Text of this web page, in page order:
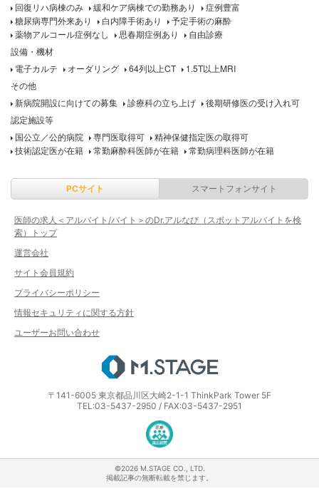
回復リハ病棟のみ
緩和ケア病棟での勤務あり
症例豊富
糖尿病専門外来あり
白内障手術あり
予定手術の麻酔
薬物アルコール症例なし
思春期症例あり
自由診療
設備・機材
電子カルテ
オーダリング 64列以上CT
1.5T以上MRI
その他
新病院開設に向けての募集
診療科の立ち上げ
後期研修医の受け入れ可
認定施設等
国公立／公的病院
専門医取得可
精神保健指定医の取得可
技術認定医が在籍
常勤麻酔科医師が在籍 常勤病理科医師が在籍
PCサイト スマートフォンサイト
医師の求人＜アルバイト/バイト＞のDr.アルなび（スポットアルバイトを検
索）トップ
運営会社
サイト会員規約
プライバシーポリシー
情報セキュリティに関する方針
ユーザーお問い合わせ
〒141-6005 東京都品川区大崎2-1-1 ThinkPark Tower 5F
TEL:03-5437-2950 / FAX:03-5437-2951
©2026 M.STAGE CO., LTD.
掲載記事の無断転載を禁じます。